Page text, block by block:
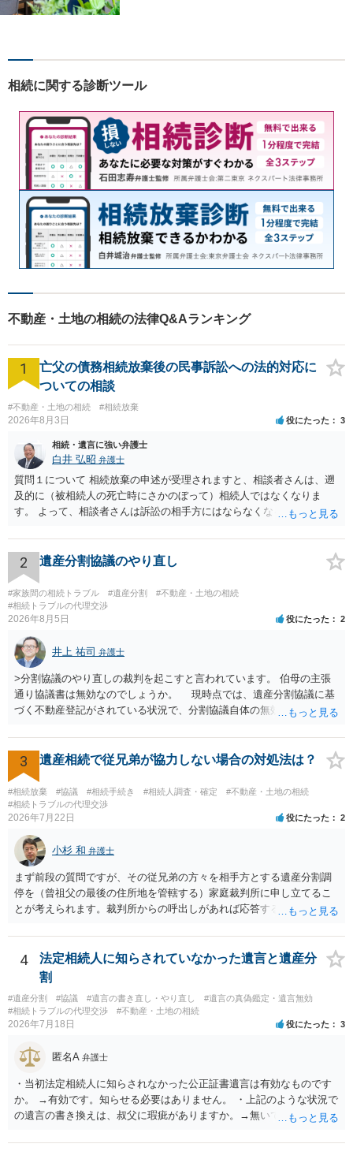
相続に関する診断ツール
不動産・土地の相続の法律Q&Aランキング
1
亡父の債務相続放棄後の民事訴訟への法的対応に
ついての相談
#不動産・土地の相続 #相続放棄
2026年8月3日 役にたった 3
相続・遺言に強い弁護士
白井 弘昭 弁護士
質問１について 相続放棄の申述が受理されますと、相談者さんは、遡
及的に（被相続人の死亡時にさかのぼって）相続人ではなくなりま
す。 よって、相談者さんは訴訟の相手方にはならなくなるので（明け
理証明を家庭裁判所で取得し、コピーを答弁書に添えて裁判所に提出
してください。 質問２について 請求棄却を求める答弁書を提出すれ
ば、第１回期日は出席する必要がありません。その日は差支え（用事
があり出席できない）との記載で十分です。 質問３について 弁護士で
はないので、ｍｉｎｔｓでの提出の必要は無いと思います。郵送（期
限までに届けばよい）で十分です。 詳細は、書面記載の裁判所書記官
にお問い合わせください。 以上、ご参考まで。
2 遺産分割協議のやり直し
#家族間の相続トラブル #遺産分割
#不動産・土地の相続
#相続トラブルの代理交渉
2026年8月5日 役にたった 2
井上 祐司 弁護士
>分割協議のやり直しの裁判を起こすと言われています。 伯母の主張
通り協議書は無効なのでしょうか。 現時点では、遺産分割協議に基
づく不動産登記がされている状況で、分割協議自体の無効を裁判所が
方の訴訟の主張及び立証次第ですが、 ・御祖母様の認知能力に関する
医師の意見書、筆跡鑑定 が提出されればその効力が否定される可能性
はありますが、 ・伯母様自身が分割協議に加わっていること ・御祖母
様の意に反する遺産分割協議を行う実益が誰にあったかの立証が困難
であること からすると、実際に遺産分割協議の効力が否定される可能
性はそれほど高くない（立証のハードルは非常に高い）ということが
言えると思います。
3 遺産相続で従兄弟が協力しない場合の対処法は？
#相続放棄 #協議 #相続手続き #相続人調査・確定
#不動産・土地の相続
#相続トラブルの代理交渉
2026年7月22日 役にたった 2
小杉 和 弁護士
まず前段の質問ですが、その従兄弟の方々を相手方とする遺産分割調
停を（曾祖父の最後の住所地を管轄する）家庭裁判所に申し立てるこ
とが考えられます。裁判所からの呼出しがあれば応答する可能性がま
能と思われます。時間が思った以上にないので必要書類をてきぱきと
揃える必要があります。その点是非御注意ください。
4
法定相続人に知らされていなかった遺言と遺産分
割
#遺産分割 #協議 #遺言の書き直し・やり直し
#遺言の真偽鑑定・遺言無効
#相続トラブルの代理交渉
#不動産・土地の相続
2026年7月18日 役にたった 3
匿名A 弁護士
・当初法定相続人に知らされなかった公正証書遺言は有効なものです
か。 →有効です。知らせる必要はありません。 ・上記のような状況で
の遺言の書き換えは、叔父に瑕疵がありますか。→無いです。 ・分割
ますか。 →本人が自由に決められますので、どこが妥当とは言えない